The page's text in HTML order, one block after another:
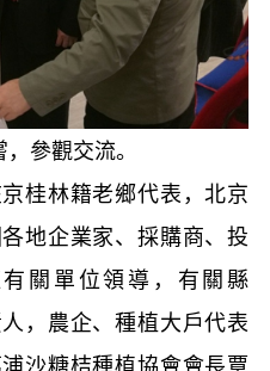
參觀交流。
桂林籍老鄉代表，北京
地企業家、採購商、投
關單位領導，有關縣
，農企、種植大戶代表
沙糖桔種植協會會長覃